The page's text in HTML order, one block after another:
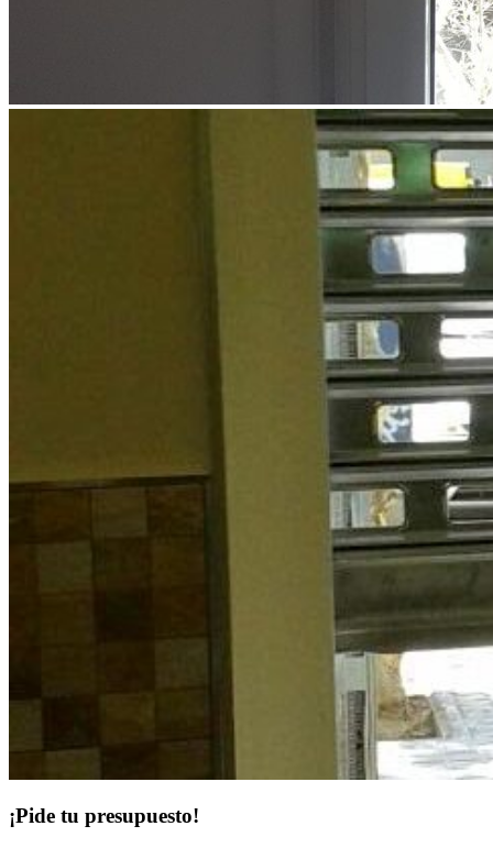
¡Pide tu presupuesto!